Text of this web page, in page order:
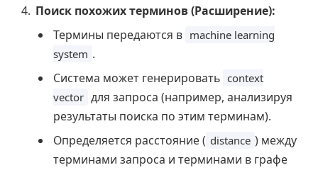
Поиск похожих терминов (Расширение):
Термины передаются в machine learning
system .
Система может генерировать context
vector для запроса (например, анализируя
результаты поиска по этим терминам).
Определяется расстояние ( distance ) между
терминами запроса и терминами в графе